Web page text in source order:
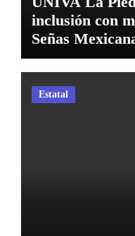
inclusión con
Señas
Estatal